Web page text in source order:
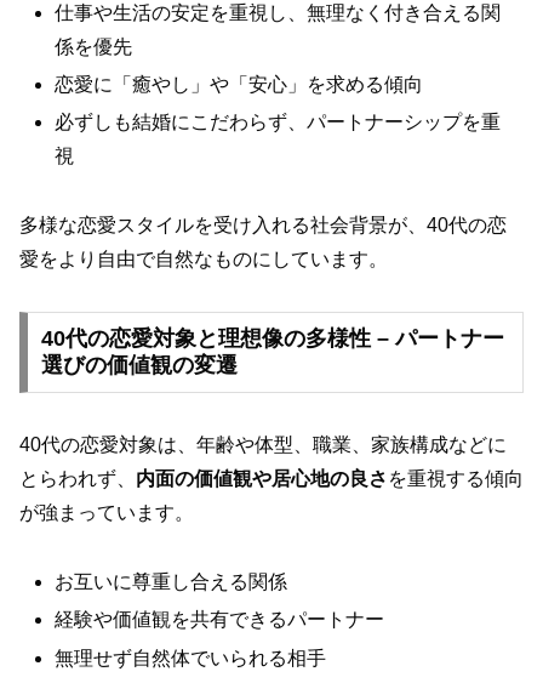
仕事や生活の安定を重視し、無理なく付き合える関
係を優先
恋愛に「癒やし」や「安心」を求める傾向
必ずしも結婚にこだわらず、パートナーシップを重
視
多様な恋愛スタイルを受け入れる社会背景が、40代の恋
愛をより自由で自然なものにしています。
40代の恋愛対象と理想像の多様性 – パートナー
選びの価値観の変遷
40代の恋愛対象は、年齢や体型、職業、家族構成などに
とらわれず、 内面の価値観や居心地の良さ を重視する傾向
が強まっています。
お互いに尊重し合える関係
経験や価値観を共有できるパートナー
無理せず自然体でいられる相手